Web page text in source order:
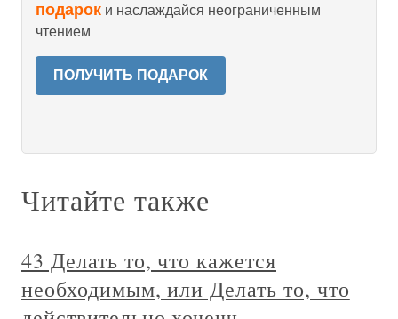
подарок и наслаждайся неограниченным
чтением
ПОЛУЧИТЬ ПОДАРОК
Читайте также
43 Делать то, что кажется
необходимым, или Делать то, что